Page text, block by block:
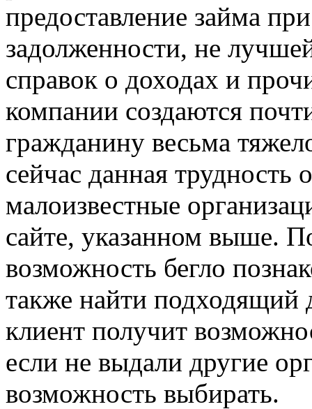
предоставление займа
задолженности, не
справок о доходах и
компании создаются
гражданину весьма
сейчас данная трудность
малоизвестные
сайте, указанном выше.
возможность бегло
также найти подходящий
клиент получит
если не выдали другие
возможность выбирать.